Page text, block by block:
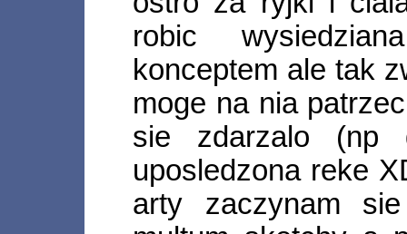
robic
konceptem ale tak
moge na nia
sie zdarzalo (np
uposledzona reke
arty zaczynam